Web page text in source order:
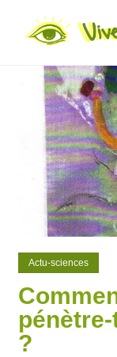
Actu-sciences
?